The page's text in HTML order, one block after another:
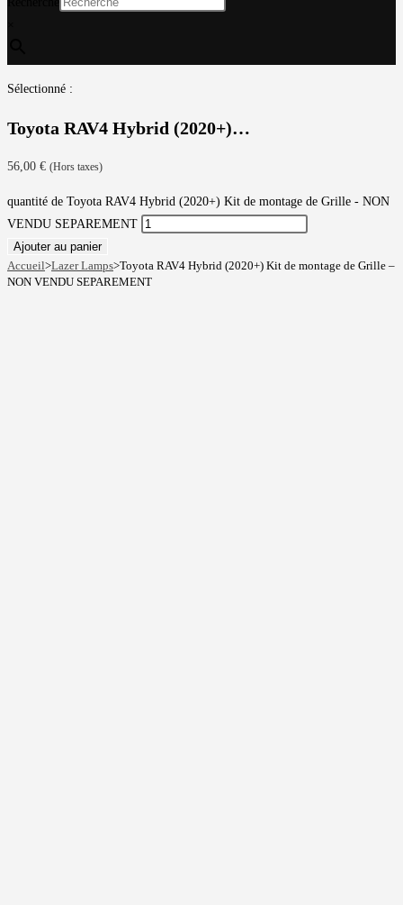
Sélectionné :
Toyota RAV4 Hybrid (2020+)…
56,00 € (Hors taxes)
quantité de Toyota RAV4 Hybrid (2020+) Kit de montage de Grille - NON
VENDU SEPAREMENT
Ajouter au panier
Accueil>Lazer Lamps>Toyota RAV4 Hybrid (2020+) Kit de montage de Grille –
NON VENDU SEPAREMENT